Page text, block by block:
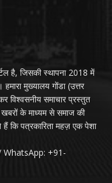
है, जिसकी स्थापना 2018 में
मुख्यालय गोंडा (उत्तर
विश्वसनीय समाचार प्रस्तुत
खबरों के माध्यम से समाज की
कि पत्रकारिता महज़ एक पेशा
+91-